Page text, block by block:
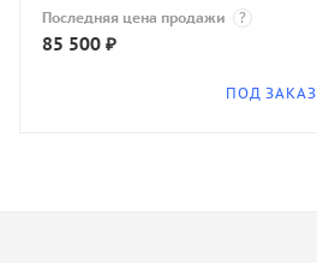
Последняя цена продажи ?
85 500 ₽
ПОД ЗАКАЗ